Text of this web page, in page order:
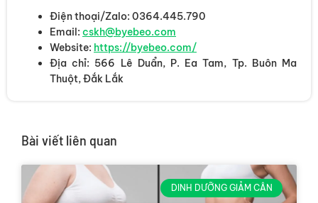
Điện thoại/Zalo: 0364.445.790
Email: cskh@byebeo.com
Website: https://byebeo.com/
Địa chỉ: 566 Lê Duẩn, P. Ea Tam, Tp. Buôn Ma
Thuột, Đắk Lắk
Bài viết liên quan
DINH DƯỠNG GIẢM CÂN